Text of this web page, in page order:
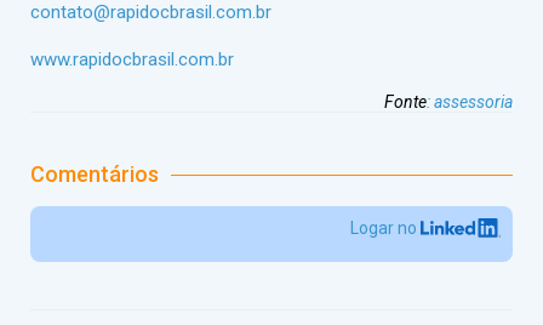
contato@rapidocbrasil.com.br
www.rapidocbrasil.com.br
Fonte:assessoria
Comentários
Logar no